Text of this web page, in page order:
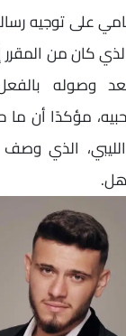
على توجيه
كان من المقرر
وصوله
مؤكدًا أن
الذي وصف